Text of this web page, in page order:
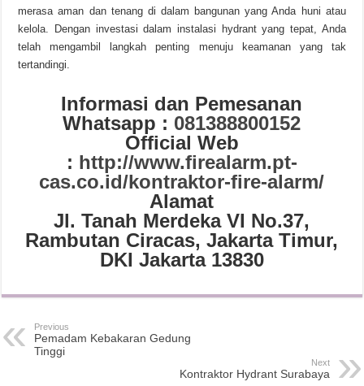
merasa aman dan tenang di dalam bangunan yang Anda huni atau
kelola. Dengan investasi dalam instalasi hydrant yang tepat, Anda
telah mengambil langkah penting menuju keamanan yang tak
tertandingi.
Informasi dan Pemesanan
Whatsapp : 081388800152
Official Web
: http://www.firealarm.pt-
cas.co.id/kontraktor-fire-alarm/
Alamat
Jl. Tanah Merdeka VI No.37,
Rambutan Ciracas, Jakarta Timur,
DKI Jakarta 13830
Previous
Pemadam Kebakaran Gedung
Tinggi
Next
Kontraktor Hydrant Surabaya